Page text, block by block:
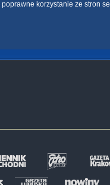
korzystanie ze stron